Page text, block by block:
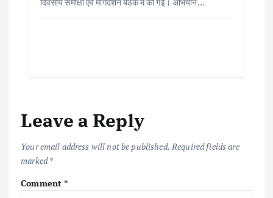
Leave a Reply
Your email address will not be published. Required fields are
marked*
Comment*